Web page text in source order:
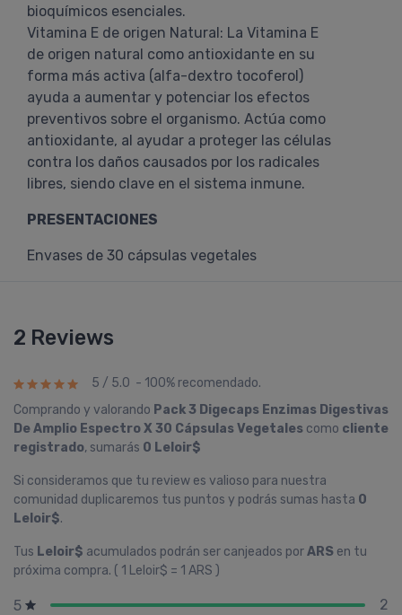
bioquímicos esenciales.
Vitamina E de origen Natural: La Vitamina E
de origen natural como antioxidante en su
forma más activa (alfa-dextro tocoferol)
ayuda a aumentar y potenciar los efectos
preventivos sobre el organismo. Actúa como
antioxidante, al ayudar a proteger las células
contra los daños causados por los radicales
libres, siendo clave en el sistema inmune.
PRESENTACIONES
Envases de 30 cápsulas vegetales
2 Reviews
5 / 5.0 - 100% recomendado.
Comprando y valorando Pack 3 Digecaps Enzimas Digestivas
De Amplio Espectro X 30 Cápsulas Vegetales como cliente
registrado, sumarás 0 Leloir$
Si consideramos que tu review es valioso para nuestra
comunidad duplicaremos tus puntos y podrás sumas hasta 0
Leloir$.
Tus Leloir$ acumulados podrán ser canjeados porARS en tu
próxima compra. ( 1 Leloir$ = 1 ARS )
5
2